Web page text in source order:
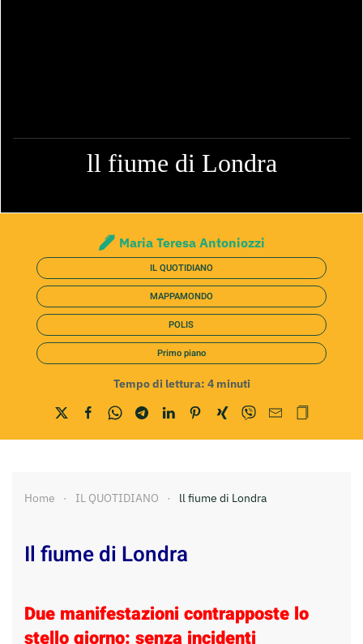
ll fiume di Londra
Maria Teresa Antoniozzi
IL QUOTIDIANO
MAPPAMONDO
POLIS
Primo piano
Tempo di lettura: 4 minuti
Home IL QUOTIDIANO ll fiume di Londra
Il fiume di Londra
Due manifestazioni contrapposte lo
stello giorno: senza incidenti